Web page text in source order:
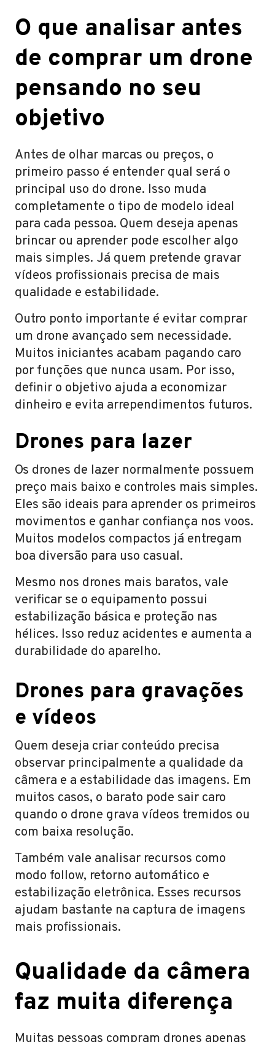
O que analisar antes
de comprar um drone
pensando no seu
objetivo
Antes de olhar marcas ou preços, o
primeiro passo é entender qual será o
principal uso do drone. Isso muda
completamente o tipo de modelo ideal
para cada pessoa. Quem deseja apenas
brincar ou aprender pode escolher algo
mais simples. Já quem pretende gravar
vídeos profissionais precisa de mais
qualidade e estabilidade.
Outro ponto importante é evitar comprar
um drone avançado sem necessidade.
Muitos iniciantes acabam pagando caro
por funções que nunca usam. Por isso,
definir o objetivo ajuda a economizar
dinheiro e evita arrependimentos futuros.
Drones para lazer
Os drones de lazer normalmente possuem
preço mais baixo e controles mais simples.
Eles são ideais para aprender os primeiros
movimentos e ganhar confiança nos voos.
Muitos modelos compactos já entregam
boa diversão para uso casual.
Mesmo nos drones mais baratos, vale
verificar se o equipamento possui
estabilização básica e proteção nas
hélices. Isso reduz acidentes e aumenta a
durabilidade do aparelho.
Drones para gravações
e vídeos
Quem deseja criar conteúdo precisa
observar principalmente a qualidade da
câmera e a estabilidade das imagens. Em
muitos casos, o barato pode sair caro
quando o drone grava vídeos tremidos ou
com baixa resolução.
Também vale analisar recursos como
modo follow, retorno automático e
estabilização eletrônica. Esses recursos
ajudam bastante na captura de imagens
mais profissionais.
Qualidade da câmera
faz muita diferença